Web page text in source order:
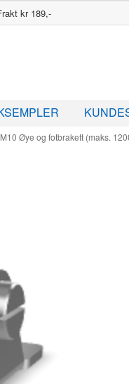
kr 189,-
M10 Øye og fotbrakett (maks.